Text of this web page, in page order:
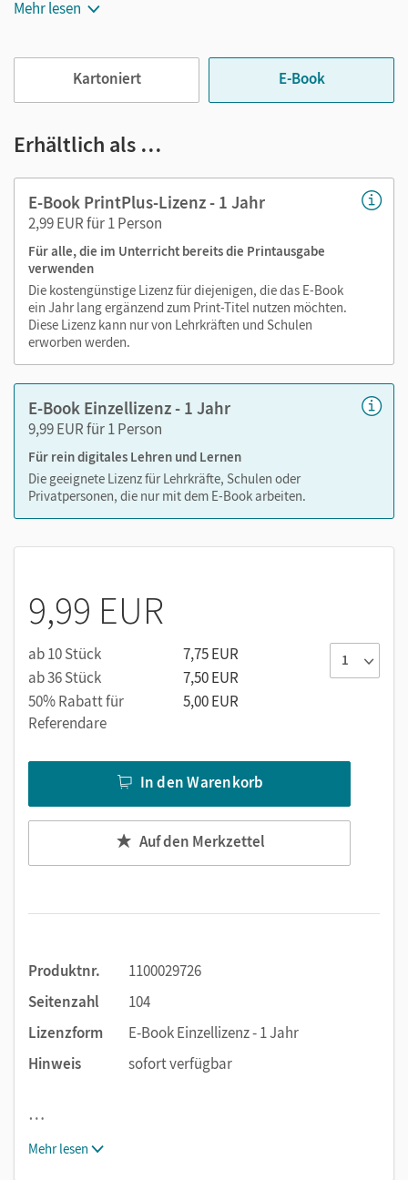
Notizen erstellen
Text ergänzen
im Text suchen
zoomen
Die Medien sind wichtige Bestandteile dieses E-Books. Sie
sind seitengenau platziert, damit Sie und Ihre Schüler/-innen
jederzeit unkompliziert darauf zugreifen können. So
gestalten Sie das Lehren und Lernen zeitsparend und
abwechslungsreich. Kein Medienwechsel! Kein
zeitaufwendiges Suchen!
Medien in diesem E-Book:
Audios und Videos zum Arbeitsheftpaket
Erklärfilme
Digitale Handlungsmaterialien
Mehr lesen
Kartoniert E-Book
Erhältlich als …
E-Book PrintPlus-Lizenz - 1 Jahr
2,99 EUR für 1 Person
Für alle, die im Unterricht bereits die Printausgabe
verwenden
Die kostengünstige Lizenz für diejenigen, die das E-Book
ein Jahr lang ergänzend zum Print-Titel nutzen möchten.
Diese Lizenz kann nur von Lehrkräften und Schulen
erworben werden.
E-Book Einzellizenz - 1 Jahr
9,99 EUR für 1 Person
Für rein digitales Lehren und Lernen
Die geeignete Lizenz für Lehrkräfte, Schulen oder
Privatpersonen, die nur mit dem E-Book arbeiten.
9,99 EUR
ab 10 Stück
7,75 EUR
ab 36 Stück
7,50 EUR
50% Rabatt für
Referendare
5,00 EUR
In den Warenkorb
Auf den Merkzettel
Produktnr.
1100029726
Seitenzahl
104
Lizenzform
E-Book Einzellizenz - 1 Jahr
Hinweis
sofort verfügbar
…
Mehr lesen